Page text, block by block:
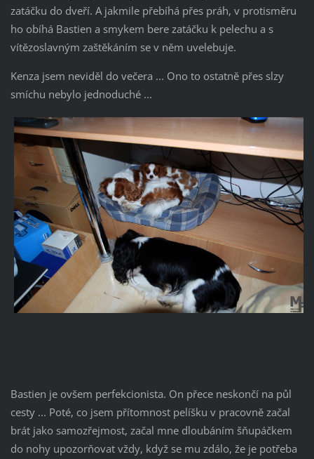
zatáčku do dveří. A jakmile přebíhá přes práh, v protisměru
ho obíhá Bastien a smykem bere zatáčku k pelechu a s
vítězoslavným zaštěkáním se v něm uvelebuje.
Kenza jsem neviděl do večera ... Ono to ostatně přes slzy
smíchu nebylo jednoduché ...
Bastien je ovšem perfekcionista. On přece neskončí na půl
cesty ... Poté, co jsem přítomnost pelíšku v pracovně začal
brát jako samozřejmost, začal mne dloubáním šňupáčkem
do nohy upozorňovat vždy, když se mu zdálo, že je potřeba